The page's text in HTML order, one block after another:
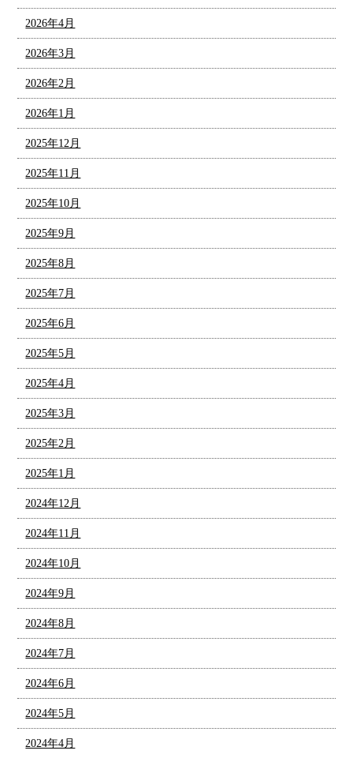
2026年4月
2026年3月
2026年2月
2026年1月
2025年12月
2025年11月
2025年10月
2025年9月
2025年8月
2025年7月
2025年6月
2025年5月
2025年4月
2025年3月
2025年2月
2025年1月
2024年12月
2024年11月
2024年10月
2024年9月
2024年8月
2024年7月
2024年6月
2024年5月
2024年4月